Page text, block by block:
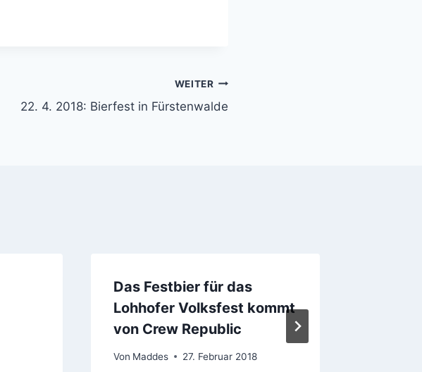
WEITER
22. 4. 2018: Bierfest in Fürstenwalde
Das Festbier für das
Lohhofer Volksfest kommt
von Crew Republic
Von Maddes 27. Februar 2018